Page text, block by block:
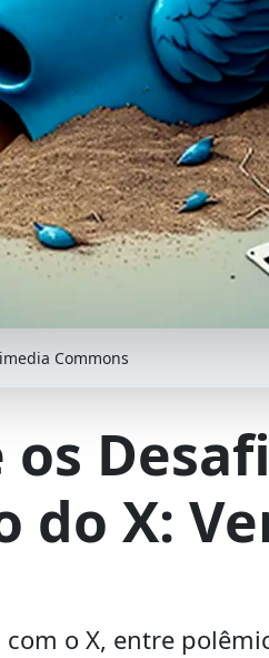
Commons
do X:
o X, entre